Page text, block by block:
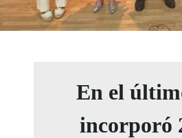
En el
incorporó